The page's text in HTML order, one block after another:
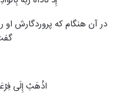
در آن هنگام که پروردگارش
اذْهَبْ إِلَى